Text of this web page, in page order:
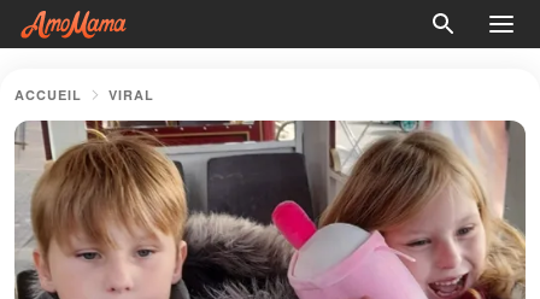
ACCUEIL VIRAL